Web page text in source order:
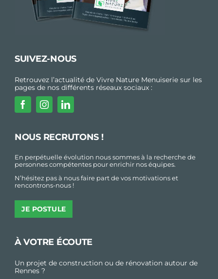
SUIVEZ-NOUS
Retrouvez l’actualité de Vivre Nature Menuiserie sur les
pages de nos différents réseaux sociaux :
NOUS RECRUTONS !
En perpétuelle évolution nous sommes à la recherche de
personnes compétentes pour enrichir nos équipes.
N’hésitez pas à nous faire part de vos motivations et
rencontrons-nous !
JE POSTULE
À VOTRE ÉCOUTE
Un projet de construction ou de rénovation autour de
Rennes ?